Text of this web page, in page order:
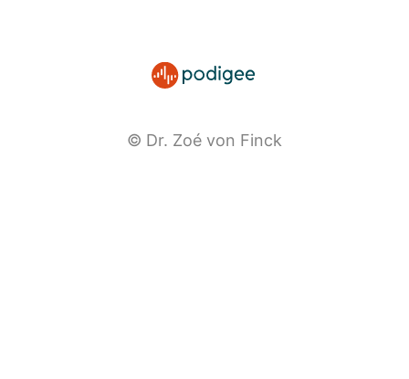
© Dr. Zoé von Finck